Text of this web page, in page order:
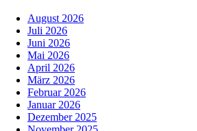
August 2026
Juli 2026
Juni 2026
Mai 2026
April 2026
März 2026
Februar 2026
Januar 2026
Dezember 2025